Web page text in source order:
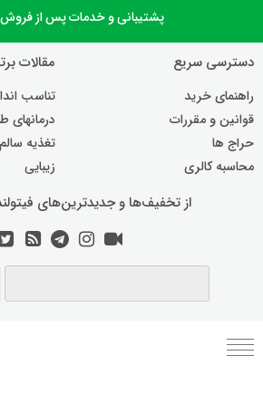
پشتیبانی و خدمات پس از
دسترسی سریع
راهنمای خرید
قوانین و مقررات
حراج ها
محاسبه کالری
مقالات
تناسب
درمانهای
تغذیه سالم
زیبایی
از تخفیف‌ها و جدیدترین‌های